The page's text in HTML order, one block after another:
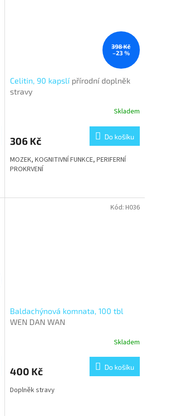
398 Kč
–23 %
Celitin, 90 kapslí přírodní doplněk
stravy
Skladem
306 Kč Do košíku
MOZEK, KOGNITIVNÍ FUNKCE, PERIFERNÍ
PROKRVENÍ
Baldachýnová komnata, 100 tbl
WEN DAN WAN
Skladem
400 Kč Do košíku
Doplněk stravy
Kód: H036